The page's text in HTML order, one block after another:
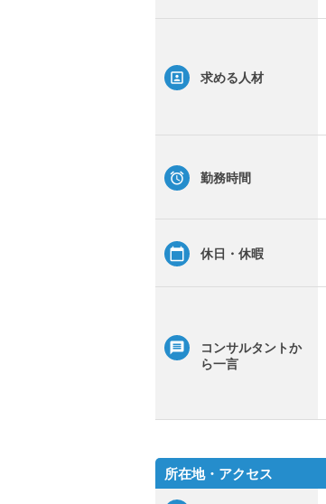
求める人材
勤務時間
休日・休暇
コンサルタントか
ら一言
所在地・アクセス